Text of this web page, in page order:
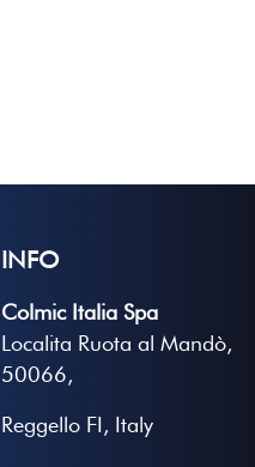
INFO
Colmic Italia Spa
Localita Ruota al Mandò,
50066,
Reggello FI, Italy